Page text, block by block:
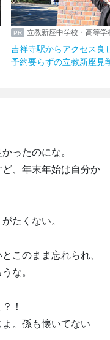
立教新座中学校・高等学
吉祥寺駅からアクセス良
予約要らずの立教新座見
ったのにな。
、年末年始は自分か
たくない。
このまま忘れられ、
な。
！
。孫も懐いてない